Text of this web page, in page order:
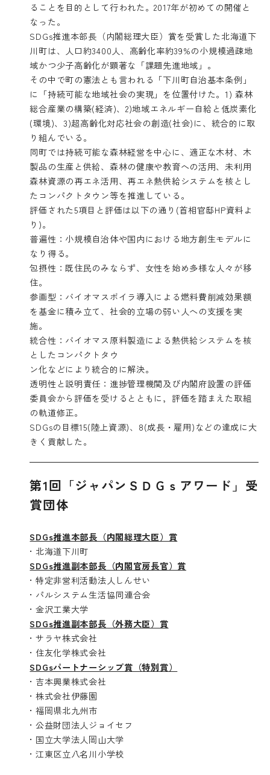
ることを目的として行われた。2017年が初めての開催と
なった。
SDGs推進本部長（内閣総理大臣）賞を受賞した北海道下
川町は、人口約3400人、高齢化率約39%の小規模過疎地
域かつ少子高齢化が顕著な「課題先進地域」。
その中で町の憲法とも言われる「下川町自治基本条例」
に「持続可能な地域社会の実現」を位置付けた。1) 森林
総合産業の構築(経済)、2)地域エネルギー自給と低炭素化
(環境)、3)超高齢化対応社会の創造(社会)に、統合的に取
り組んでいる。
同町では持続可能な森林経営を中心に、適正な木材、木
製品の生産と供給、森林の健康や教育への活用、未利用
森林資源の再エネ活用、再エネ熱供給システムを核とし
たコンパクトタウン等を推進している。
評価された5項目と評価は以下の通り(首相官邸HP資料よ
り)。
普遍性：小規模自治体や国内における地方創生モデルに
なり得る。
包摂性：既住民のみならず、女性を始め多様な人々が移
住。
参画型：バイオマスボイラ導入による燃料費削減効果額
を基金に積み立て、社会的立場の弱い人への支援を実
施。
統合性：バイオマス原料製造による熱供給システムを核
としたコンパクトタウ
ン化などにより統合的に解決。
透明性と説明責任：進捗管理機関及び内閣府設置の評価
委員会から評価を受けるとともに，評価を踏まえた取組
の軌道修正。
SDGsの目標15(陸上資源)、8(成長・雇用)などの達成に大
きく貢献した。
第1回「ジャパンＳＤＧｓアワード」受
賞団体
SDGs推進本部長（内閣総理大臣）賞
• 北海道下川町
SDGs推進副本部長（内閣官房長官）賞
• 特定非営利活動法人しんせい
• パルシステム生活協同連合会
• 金沢工業大学
SDGs推進副本部長（外務大臣）賞
• サラヤ株式会社
• 住友化学株式会社
SDGsパートナーシップ賞（特別賞）
• 吉本興業株式会社
• 株式会社伊藤園
• 福岡県北九州市
• 公益財団法人ジョイセフ
• 国立大学法人岡山大学
• 江東区立八名川小学校